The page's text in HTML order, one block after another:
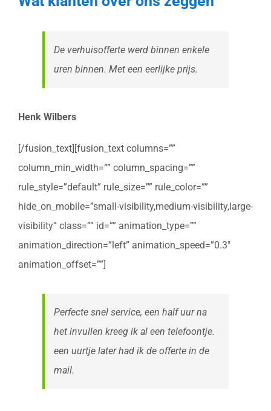
De verhuisofferte werd binnen enkele
uren binnen. Met een eerlijke prijs.
Henk Wilbers
[/fusion_text][fusion_text columns=””
column_min_width=”” column_spacing=””
rule_style=”default” rule_size=”” rule_color=””
hide_on_mobile=”small-visibility,medium-visibility,large-
visibility” class=”” id=”” animation_type=””
animation_direction=”left” animation_speed=”0.3″
animation_offset=””]
Perfecte snel service, een half uur na
het invullen kreeg ik al een telefoontje.
een uurtje later had ik de offerte in de
mail.